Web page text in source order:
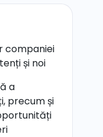
companiei
și noi
a
precum și